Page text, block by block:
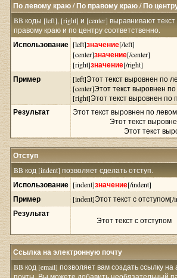
По левому краю / По правому краю / По
BB коды [left], [right] и [center] выравнивают
правому краю и по центру соответственно.
Использование [left]значение[/left]
[center]значение[/center]
[right]значение[/right]
Пример
[left]Этот текст выровнен по
[center]Этот текст выровнен
[right]Этот текст выровнен по
Результат
Этот текст выровнен по
Этот текст
Этот текст
Отступ
BB код [indent] позволяет сделать отступ.
Использование [indent]значение[/indent]
Пример [indent]Этот текст с отступом[/
Результат
Этот текст с отступом
Ссылка на электронную почту
BB код [email] позволяет вам создать ссылку на